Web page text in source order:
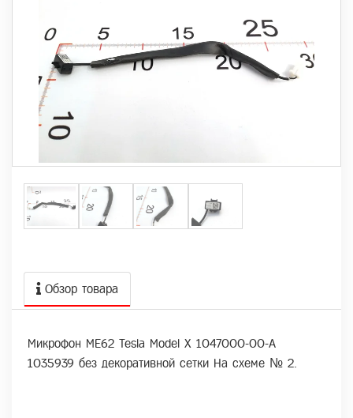
Обзор товара
Микрофон МЕ62 Tesla Model X 1047000-00-A
1035939 без декоративной сетки На схеме № 2.